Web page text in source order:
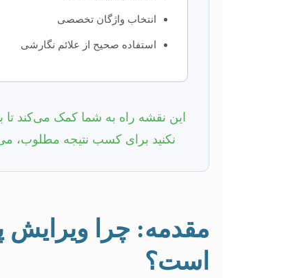
انتخاب واژگان تخصصی
استفاده صحیح از علائم نگارشی
این نقشه راه به شما کمک می‌کند
نکنید برای کسب نتیجه مطلوب،
مقدمه: چرا ویرایش
است؟